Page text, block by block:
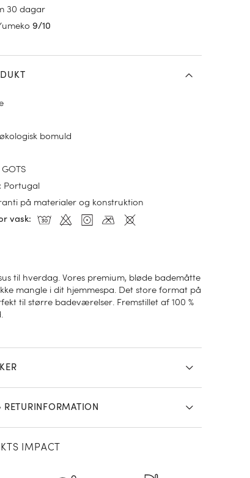
30 dagar
9/10
økologisk bomuld
GOTS
: Portugal
på materialer og konstruktion
vask:
til hverdag. Vores premium, bløde bademåtte
mangle i dit hjemmespa. Det store format på
til større badeværelser. Fremstillet af 100 %
RETURINFORMATION
IMPACT